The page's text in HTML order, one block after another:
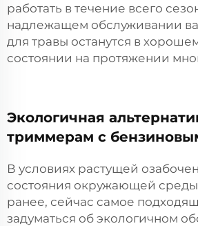
работать в течение всего
надлежащем обслуживании
для травы останутся в
состоянии на протяжении
Экологичная
триммерам с
В условиях растущей
состояния окружающей
ранее, сейчас самое
задуматься об экологичном